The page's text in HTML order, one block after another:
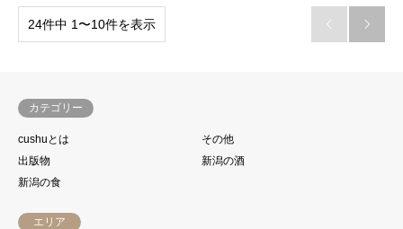
24件中 1〜10件を表示  
カテゴリー
cushuとは
その他
出版物
新潟の酒
新潟の食
エリア